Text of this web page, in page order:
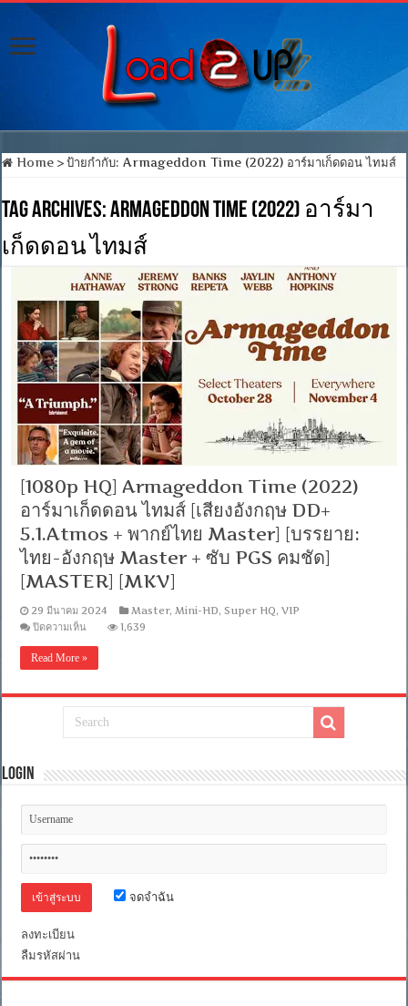
Home > ป้ายกำกับ:Armageddon Time (2022) อาร์มาเก็ดดอน ไทมส์
Tag Archives:Armageddon Time (2022) อาร์มา
เก็ดดอน ไทมส์
[1080p HQ] Armageddon Time (2022)
อาร์มาเก็ดดอน ไทมส์ [เสียงอังกฤษ DD+
5.1.Atmos + พากย์ไทย Master] [บรรยาย:
ไทย-อังกฤษ Master + ซับ PGS คมชัด]
[MASTER] [MKV]
29 มีนาคม 2024 Master,Mini-HD,Super HQ,VIP
ปิดความเห็นบน
Armageddon
(2022)
า
ไท
[เสียง
5.1.Atmos
+
1,639
Read More »
Login
จดจำฉัน
ลงทะเบียน
ลืมรหัสผ่าน